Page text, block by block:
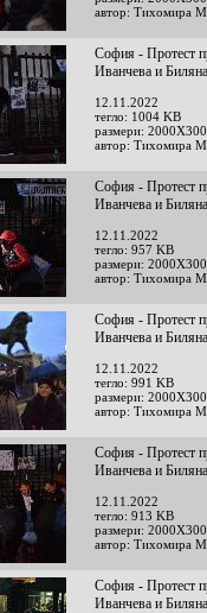
автор: Тихомира
София - Протест
Иванчева и
12.11.2022
тегло: 1004 KB
размери:
автор: Тихомира
София - Протест
Иванчева и
12.11.2022
тегло: 957 KB
размери:
автор: Тихомира
София - Протест
Иванчева и
12.11.2022
тегло: 991 KB
размери:
автор: Тихомира
София - Протест
Иванчева и
12.11.2022
тегло: 913 KB
размери:
автор: Тихомира
София - Протест
Иванчева и